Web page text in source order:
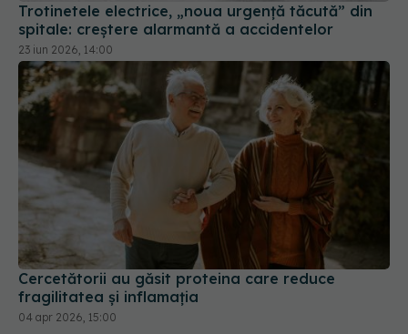
Trotinetele electrice, „noua urgență tăcută” din
spitale: creștere alarmantă a accidentelor
23 iun 2026, 14:00
Cercetătorii au găsit proteina care reduce
fragilitatea și inflamația
04 apr 2026, 15:00